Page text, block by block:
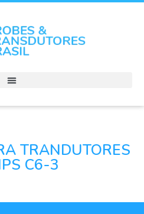
TRANDUTORES
C6-3